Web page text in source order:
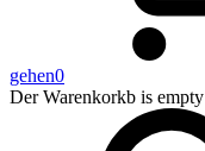
gehen0
Der Warenkorkb is empty